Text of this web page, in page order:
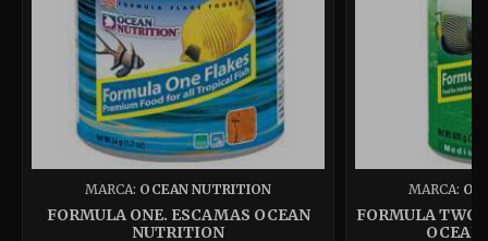
MARCA: OCEAN NUTRITION
FORMULA ONE. ESCAMAS OCEAN
NUTRITION
MARCA:
FORMULA